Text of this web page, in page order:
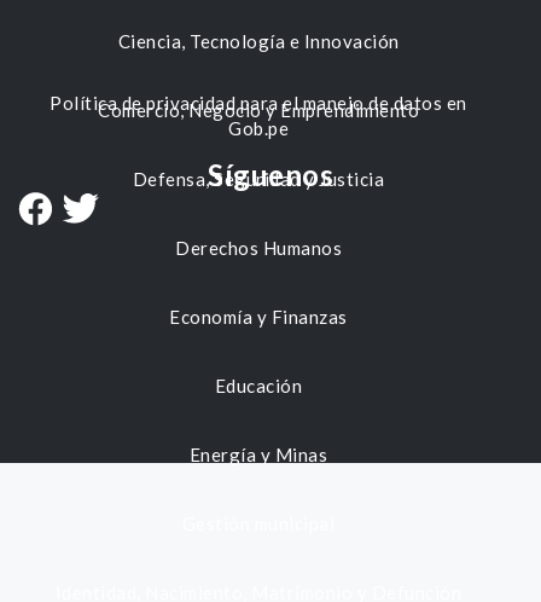
Ciencia, Tecnología e Innovación
Comercio, Negocio y Emprendimiento
Defensa, Seguridad y Justicia
Derechos Humanos
Economía y Finanzas
Educación
Energía y Minas
Política de privacidad para el manejo de datos en
Gob.pe
Síguenos